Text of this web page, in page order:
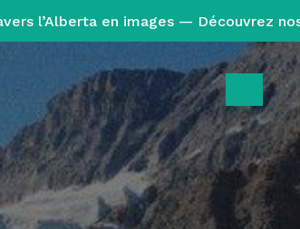
l’Alberta en images — Découvrez